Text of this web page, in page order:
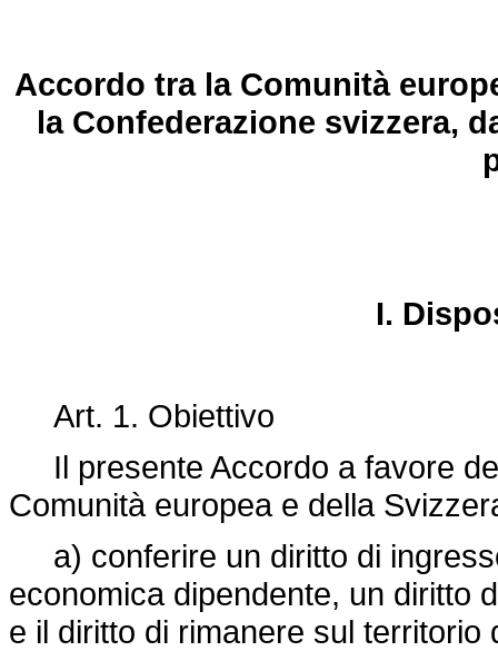
Accordo tra la Comunità
la Confederazione svizzera,
I.
Art. 1. Obiettivo
Il presente Accordo a favore
Comunità europea e della
a) conferire un diritto di
economica dipendente, un diritto
e il diritto di rimanere sul territorio